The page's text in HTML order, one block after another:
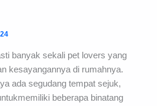
banyak sekali pet lovers yang
kesayangannya di rumahnya.
ada segudang tempat sejuk,
beberapa binatang